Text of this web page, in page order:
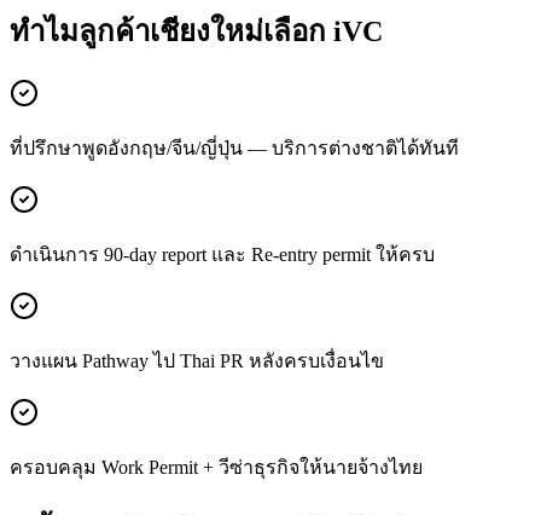
ทำไมลูกค้าเชียงใหม่เลือก iVC
ที่ปรึกษาพูดอังกฤษ/จีน/ญี่ปุ่น — บริการต่างชาติได้ทันที
ดำเนินการ 90-day report และ Re-entry permit ให้ครบ
วางแผน Pathway ไป Thai PR หลังครบเงื่อนไข
ครอบคลุม Work Permit + วีซ่าธุรกิจให้นายจ้างไทย